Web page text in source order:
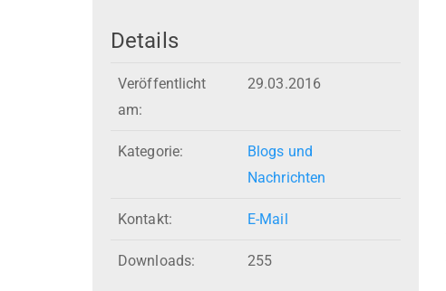
Details
Veröffentlicht
am:
29.03.2016
Kategorie:
Blogs und
Nachrichten
Kontakt: E-Mail
Downloads: 255